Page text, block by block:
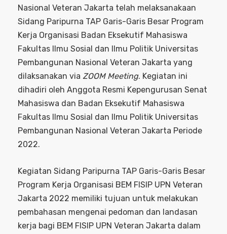
Nasional Veteran Jakarta telah melaksanakaan
Sidang Paripurna TAP Garis-Garis Besar Program
Kerja Organisasi Badan Eksekutif Mahasiswa
Fakultas Ilmu Sosial dan Ilmu Politik Universitas
Pembangunan Nasional Veteran Jakarta yang
dilaksanakan via ZOOM Meeting. Kegiatan ini
dihadiri oleh Anggota Resmi Kepengurusan Senat
Mahasiswa dan Badan Eksekutif Mahasiswa
Fakultas Ilmu Sosial dan Ilmu Politik Universitas
Pembangunan Nasional Veteran Jakarta Periode
2022.
Kegiatan Sidang Paripurna TAP Garis-Garis Besar
Program Kerja Organisasi BEM FISIP UPN Veteran
Jakarta 2022 memiliki tujuan untuk melakukan
pembahasan mengenai pedoman dan landasan
kerja bagi BEM FISIP UPN Veteran Jakarta dalam